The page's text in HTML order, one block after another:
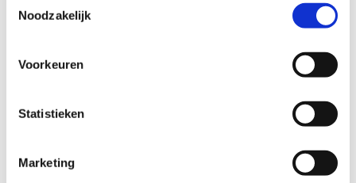
Noodzakelijk
Voorkeuren
Statistieken
Marketing
verenigingstraject. Daarbij krijg je hulp van een
expert. Elk kwartaal is er de mogelijkheid om
gratis VertrouwensContactPersonen op te
Aanvragen of meer informatie kan via